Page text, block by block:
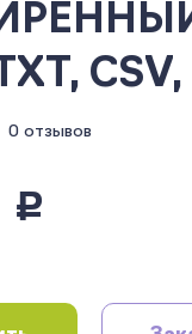
0 отзывов
руб.